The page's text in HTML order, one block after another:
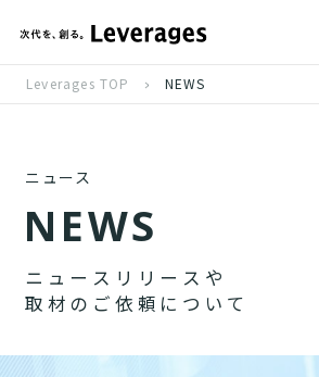
Leverages TOP NEWS
ニュース
NEWS
ニ ュ ー ス リ リ ー ス や
取 材 の ご 依 頼 に つ い て